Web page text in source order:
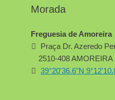
Morada
Freguesia de Amoreira
Praça Dr. Azeredo
2510-408
39°20'36.6"N